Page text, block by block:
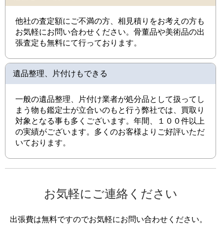
他社の査定額にご不満の方、相見積りをお考えの方も
お気軽にお問い合わせください。骨董品や美術品の出
張査定も無料にて行っております。
遺品整理、片付けもできる
一般の遺品整理、片付け業者が処分品として扱ってし
まう物も鑑定士が立合いのもと行う弊社では、買取り
対象となる事も多くございます。年間、１００件以上
の実績がございます。多くのお客様よりご好評いただ
いております。
お気軽にご連絡ください
出張費は無料ですのでお気軽にお問い合わせください。